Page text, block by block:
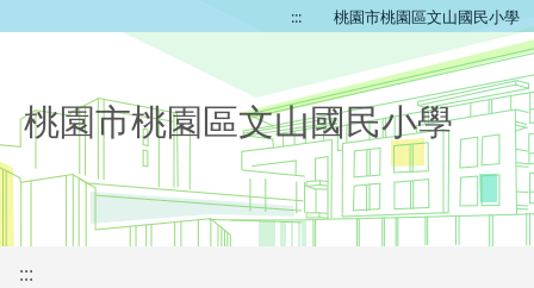
::: 桃園市桃園區文山國民小學
桃園市桃園區文山國民小學
:::